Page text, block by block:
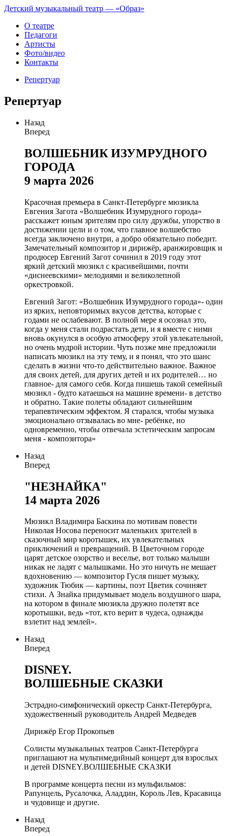
Детский музыкальный театр — «Образ»
О театре
Педагоги
Артисты
Фото/видео
Контакты
Репертуар
Репертуар
Назад
Вперед
ВОЛШЕБНИК ИЗУМРУДНОГО
ГОРОДА
9 марта 2026
Красочная премьера в Санкт-Петербурге мюзикла
Евгения Загота «Волшебник Изумрудного города»
расскажет юным зрителям про силу дружбы, упорство в
достижении цели и о том, что главное волшебство
всегда заключено внутри, а добро обязательно победит.
Замечательный композитор и дирижёр, аранжировщик и
продюсер Евгений Загот сочинил в 2019 году этот
яркий детский мюзикл с красивейшими, почти
«диснеевскими» мелодиями и великолепной
оркестровкой.
Евгений Загот: «Волшебник Изумрудного города»- один
из ярких, неповторимых вкусов детства, которые с
годами не ослабевают. В полной мере я осознал это,
когда у меня стали подрастать дети, и я вместе с ними
вновь окунулся в особую атмосферу этой увлекательной,
но очень мудрой истории. Чуть позже мне предложили
написать мюзикл на эту тему, и я понял, что это шанс
сделать в жизни что-то действительно важное. Важное
для своих детей, для других детей и их родителей… но
главное- для самого себя. Когда пишешь такой семейный
мюзикл - будто катаешься на машине времени- в детство
и обратно. Такие полеты обладают сильнейшим
терапевтическим эффектом. Я старался, чтобы музыка
эмоционально отзывалась во мне- ребёнке, но
одновременно, чтобы отвечала эстетическим запросам
меня - композитора»
Назад
Вперед
"НЕЗНАЙКА"
14 марта 2026
Мюзикл Владимира Баскина по мотивам повести
Николая Носова переносит маленьких зрителей в
сказочный мир коротышек, их увлекательных
приключений и превращений. В Цветочном городе
царят детское озорство и веселье, вот только малыши
никак не ладят с малышками. Но это ничуть не мешает
вдохновению — композитор Гусля пишет музыку,
художник Тюбик — картины, поэт Цветик сочиняет
стихи. А Знайка придумывает модель воздушного шара,
на котором в финале мюзикла дружно полетят все
коротышки, ведь «тот, кто верит в чудеса, однажды
взлетит над землей».
Назад
Вперед
DISNEY.
ВОЛШЕБНЫЕ СКАЗКИ
Эстрадно-симфонический оркестр Санкт-Петербурга,
художественный руководитель Андрей Медведев
Дирижёр Егор Прокопьев
Солисты музыкальных театров Санкт-Петербурга
приглашают на мультимедийный концерт для взрослых
и детей DISNEY.ВОЛШЕБНЫЕ СКАЗКИ
В программе концерта песни из мульфильмов:
Рапунцель, Русалочка, Аладдин, Король Лев, Красавица
и чудовище и другие.
Назад
Вперед